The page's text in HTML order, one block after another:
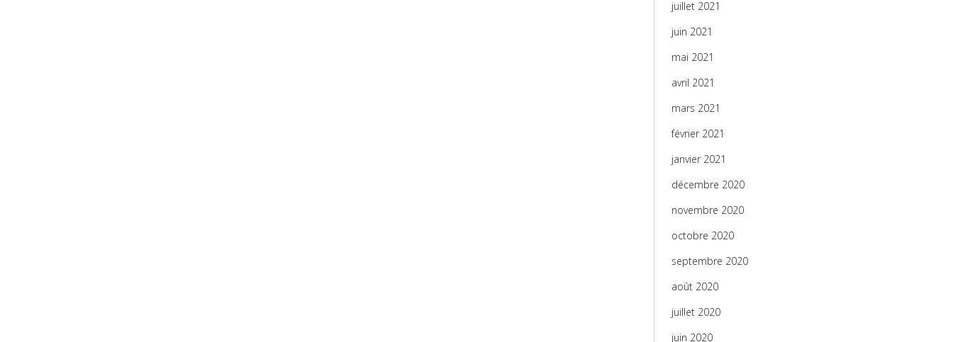
juillet 2021
juin 2021
mai 2021
avril 2021
mars 2021
février 2021
janvier 2021
décembre 2020
novembre 2020
octobre 2020
septembre 2020
août 2020
juillet 2020
juin 2020